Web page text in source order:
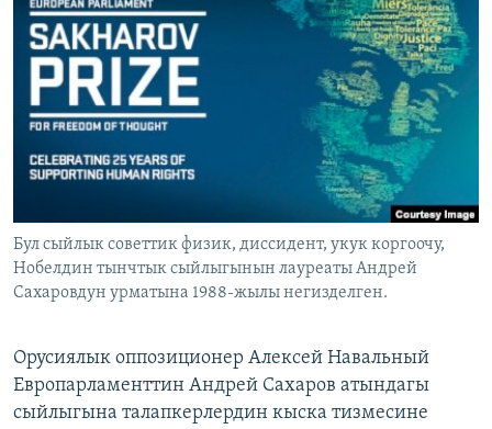
ЭЖЕ-СИҢДИЛЕР
АЗАТТЫК+
ЫҢГАЙСЫЗ СУРООЛОР
ОНЛАЙН ШЕРИНЕ
ЭЕ/АРнун бардык сайттары
Бул сыйлык советтик физик, диссидент, укук коргоочу,
Нобелдин тынчтык сыйлыгынын лауреаты Андрей
Сахаровдун урматына 1988-жылы негизделген.
Орусиялык оппозиционер Алексей Навальный
Европарламенттин Андрей Cахаров атындагы
сыйлыгына талапкерлердин кыска тизмесине